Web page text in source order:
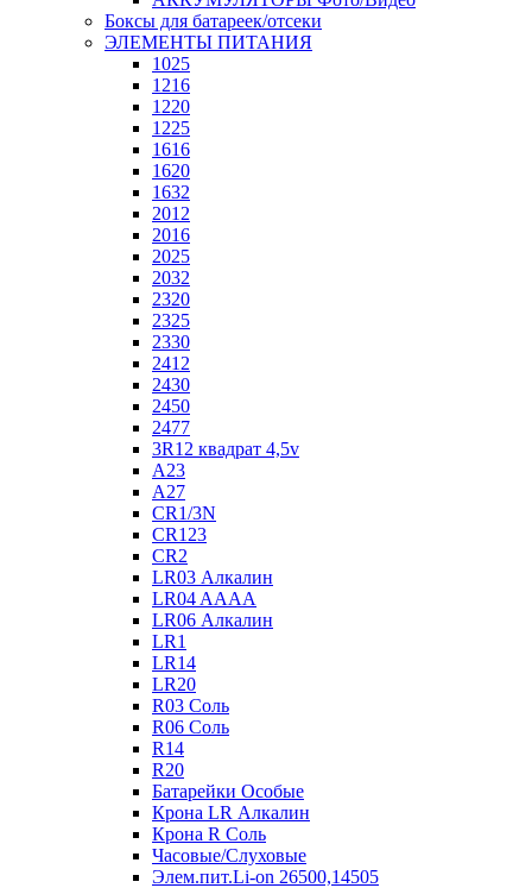
Боксы для батареек/отсеки
ЭЛЕМЕНТЫ ПИТАНИЯ
1025
1216
1220
1225
1616
1620
1632
2012
2016
2025
2032
2320
2325
2330
2412
2430
2450
2477
3R12 квадрат 4,5v
A23
A27
CR1/3N
CR123
CR2
LR03 Алкалин
LR04 AAAA
LR06 Алкалин
LR1
LR14
LR20
R03 Соль
R06 Соль
R14
R20
Батарейки Особые
Крона LR Алкалин
Крона R Соль
Часовые/Слуховые
Элем.пит.Li-on 26500,14505